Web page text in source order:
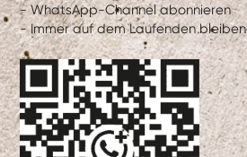
- WhatsApp-Channel abonnieren
- Immer auf dem Laufenden bleiben